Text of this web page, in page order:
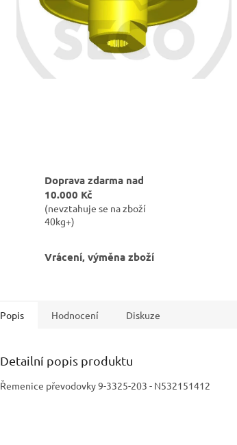
Doprava zdarma nad
10.000 Kč
(nevztahuje se na zboží
40kg+)
Vrácení, výměna zboží
Popis Hodnocení Diskuze
Detailní popis produktu
Řemenice převodovky 9-3325-203 - N532151412